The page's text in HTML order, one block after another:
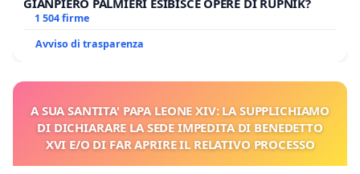
GIANPIERO PALMIERI ESIBISCE OPERE DI RUPNIK?
1 504 firme
Avviso di trasparenza
A SUA SANTITA' PAPA LEONE XIV: LA SUPPLICHIAMO
DI DICHIARARE LA SEDE IMPEDITA DI BENEDETTO
XVI E/O DI FAR APRIRE IL RELATIVO PROCESSO